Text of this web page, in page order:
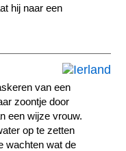
hij naar een
van een
zoontje door
een wijze vrouw.
op te zetten
wachten wat de